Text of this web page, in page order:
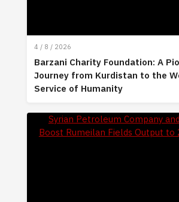
4 / 8 / 2026
Barzani Charity Foundation: A
Journey from Kurdistan to the
Service of Humanity